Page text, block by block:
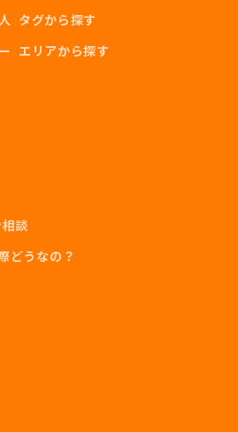
ルを充実させて
2倍以上】に /
下がる傾向
タグから探す
エリアから探す
談
どうなの？